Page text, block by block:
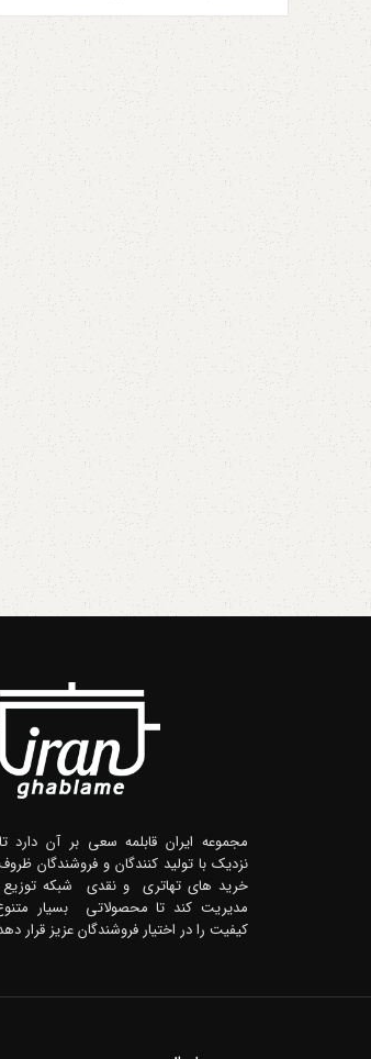
مجموعه ایران قابلمه سعی بر آن دارد
نزدیک با تولید کنندگان و فروشندگان
خرید های تهاتری و نقدی شبکه توزیع
مدیریت کند تا محصولاتی بسیار
کیفیت را در اختیار فروشندگان عزیز قرار